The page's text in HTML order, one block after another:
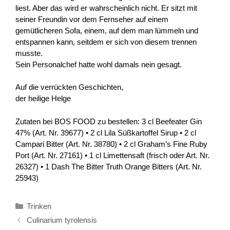
liest. Aber das wird er wahrscheinlich nicht. Er sitzt mit
seiner Freundin vor dem Fernseher auf einem
gemütlicheren Sofa, einem, auf dem man lümmeln und
entspannen kann, seitdem er sich von diesem trennen
musste.
Sein Personalchef hatte wohl damals nein gesagt.
Auf die verrückten Geschichten,
der heilige Helge
Zutaten bei BOS FOOD zu bestellen: 3 cl Beefeater Gin
47% (Art. Nr. 39677) • 2 cl Lila Süßkartoffel Sirup • 2 cl
Campari Bitter (Art. Nr. 38780) • 2 cl Graham’s Fine Ruby
Port (Art. Nr. 27161) • 1 cl Limettensaft (frisch oder Art. Nr.
26327) • 1 Dash The Bitter Truth Orange Bitters (Art. Nr.
25943)
Kategorien
Trinken
Culinarium tyrolensis